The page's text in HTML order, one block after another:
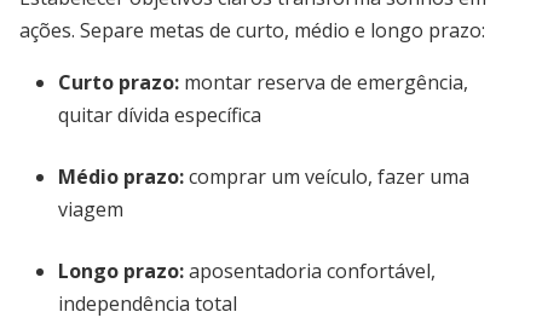
ações. Separe metas de curto, médio e longo prazo:
Curto prazo: montar reserva de emergência,
quitar dívida específica
Médio prazo:comprar um veículo, fazer uma
viagem
Longo prazo:aposentadoria confortável,
independência total